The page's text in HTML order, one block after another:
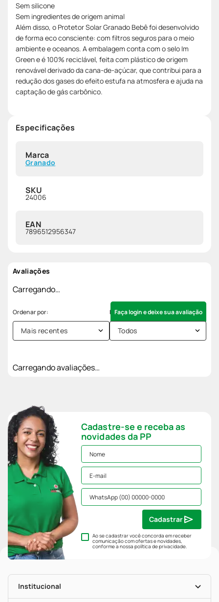
Sem silicone
Sem ingredientes de origem animal
Além disso, o Protetor Solar Granado Bebê foi desenvolvido
de forma eco consciente: com filtros seguros para o meio
ambiente e oceanos. A embalagem conta com o selo Im
Green e é 100% reciclável, feita com plástico de origem
renovável derivado da cana-de-açúcar, que contribui para a
redução dos gases do efeito estufa na atmosfera e ajuda na
captação de gás carbônico.
Especificações
Marca
Granado
SKU
24006
EAN
7896512956347
Avaliações
Carregando…
Faça login e deixe sua avaliação
Mais recentes Todos
Carregando avaliações…
Cadastre-se e receba as
novidades da PP
Ao se cadastrar você concorda em receber
comunicação com ofertas e novidades,
conforme a nossapolítica de privacidade.
Cadastrar
Institucional